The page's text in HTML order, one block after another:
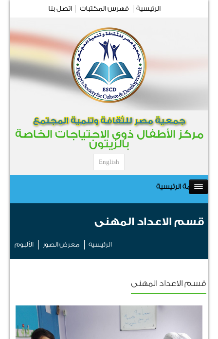
الرئيسية فهرس المكتبات اتصل بنا
مركز الأطفال ذوى الاحتياجات الخاصة
بالزيتون
English
القائمة الرئيسية
قسم الاعداد المهنى
الرئيسية معرض الصور الألبوم
قسم الاعداد المهنى